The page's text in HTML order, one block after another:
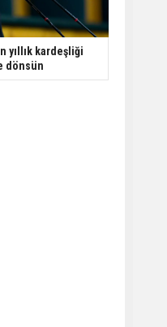
yıllık kardeşliği
dönsün